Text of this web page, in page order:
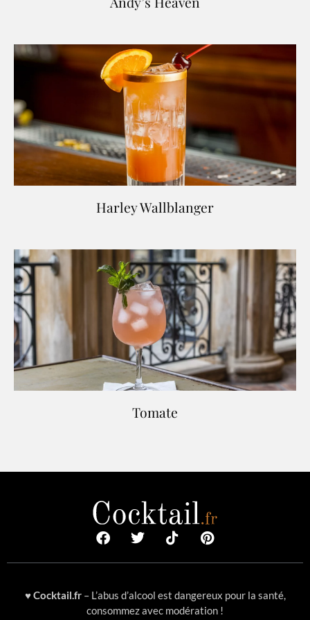
Harley Wallblanger
Tomate
♥ Cocktail.fr– L’abus d’alcool est dangereux pour la santé,
consommez avec modération !